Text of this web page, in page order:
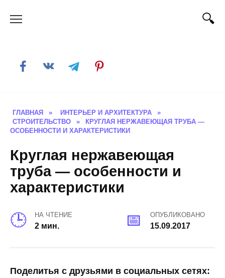
ГЛАВНАЯ » ИНТЕРЬЕР И АРХИТЕКТУРА
»
СТРОИТЕЛЬСТВО
»
КРУГЛАЯ НЕРЖАВЕЮЩАЯ ТРУБА —
ОСОБЕННОСТИ И ХАРАКТЕРИСТИКИ
Круглая нержавеющая
труба — особенности и
характеристики
НА ЧТЕНИЕ
2 мин.
ОПУБЛИКОВАНО
15.09.2017
Поделитья с друзьями в социальных сетях: